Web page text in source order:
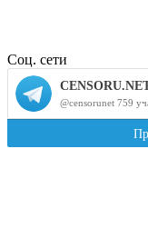
Соц. сети